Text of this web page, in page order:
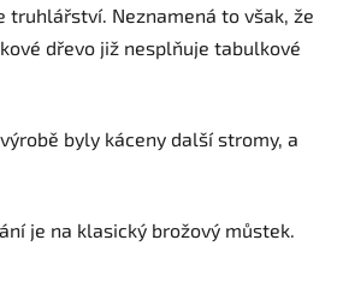
truhlářství. Neznamená to však, že
dřevo již nesplňuje tabulkové
byly káceny další stromy, a
je na klasický brožový můstek.